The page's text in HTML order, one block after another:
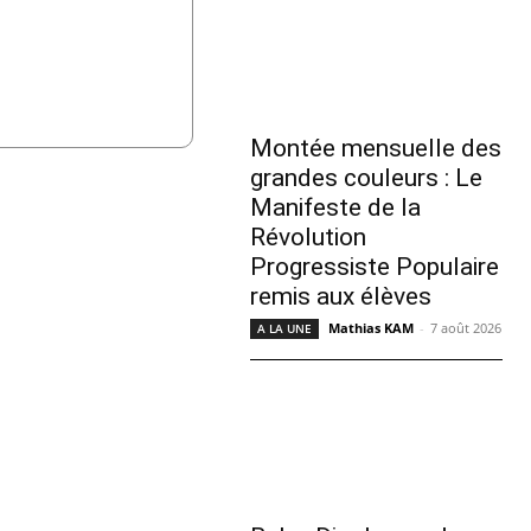
Montée mensuelle des
grandes couleurs : Le
Manifeste de la
Révolution
Progressiste Populaire
remis aux élèves
A LA UNE Mathias KAM - 7 août 2026